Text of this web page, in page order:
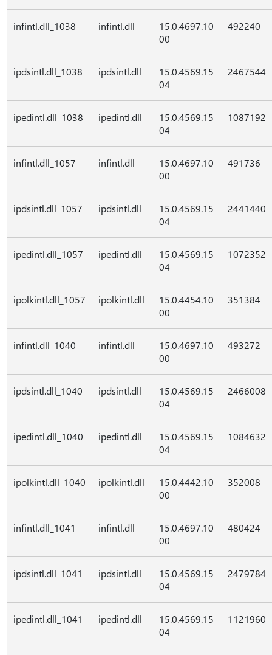
infintl.dll_1038 infintl.dll
15.0.4697.10
00
492240
ipdsintl.dll_1038 ipdsintl.dll
15.0.4569.15
04
2467544
ipedintl.dll_1038 ipedintl.dll
15.0.4569.15
04
1087192
infintl.dll_1057 infintl.dll
15.0.4697.10
00
491736
ipdsintl.dll_1057 ipdsintl.dll
15.0.4569.15
04
2441440
ipedintl.dll_1057 ipedintl.dll
15.0.4569.15
04
1072352
ipolkintl.dll_1057 ipolkintl.dll
15.0.4454.10
00
351384
infintl.dll_1040 infintl.dll
15.0.4697.10
00
493272
ipdsintl.dll_1040 ipdsintl.dll
15.0.4569.15
04
2466008
ipedintl.dll_1040 ipedintl.dll
15.0.4569.15
04
1084632
ipolkintl.dll_1040 ipolkintl.dll
15.0.4442.10
00
352008
infintl.dll_1041 infintl.dll
15.0.4697.10
00
480424
ipdsintl.dll_1041 ipdsintl.dll
15.0.4569.15
04
2479784
ipedintl.dll_1041 ipedintl.dll
15.0.4569.15
04
1121960